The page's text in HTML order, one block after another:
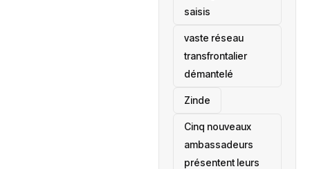
saisis
vaste réseau
transfrontalier
démantelé
Zinde
Cinq nouveaux
ambassadeurs
présentent leurs